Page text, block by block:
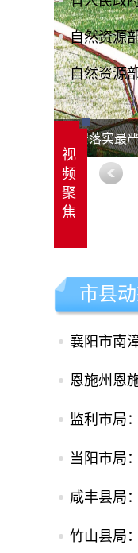
远安落实最
自然资源
自然资源
视
频
聚
焦
市县
襄阳市南
恩施州恩
监利市局
当阳市局
咸丰县局
竹山县局